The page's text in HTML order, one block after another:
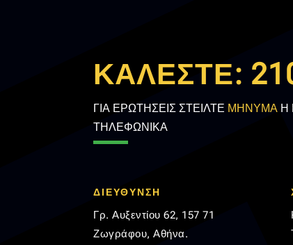
ΚΑΛΕΣΤΕ:
ΓΙΑ ΕΡΩΤΗΣΕΙΣ ΣΤΕΙΛΤΕ ΜΗΝΥΜΑ Η
ΤΗΛΕΦΩΝΙΚΑ
ΔΙΕΥΘΥΝΣΗ
Γρ. Αυξεντίου 62, 157 71
Ζωγράφου, Αθήνα.